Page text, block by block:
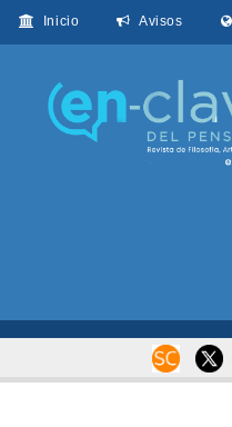
Inicio Avisos